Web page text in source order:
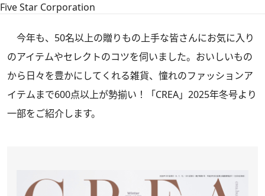
Five Star Corporation
今年も、50名以上の贈りもの上手な皆さんにお気に入り
のアイテムやセレクトのコツを伺いました。おいしいもの
から日々を豊かにしてくれる雑貨、憧れのファッションア
イテムまで600点以上が勢揃い！
「CREA」2025年冬号より
一部をご紹介します。